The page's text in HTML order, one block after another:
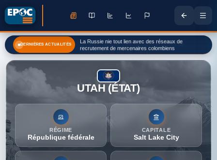
DERNIÈRES ACTUALITÉS
La Russie nie tout lien avec des réseaux de
recrutement de mercenaires colombiens
UTAH (ÉTAT)
RÉGIME
République fédérale
CAPITALE
Salt Lake City